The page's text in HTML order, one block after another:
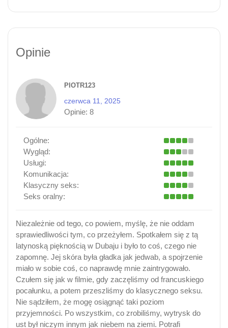
Opinie
PIOTR123
czerwca 11, 2025
Opinie: 8
Ogólne:
Wygląd:
Usługi:
Komunikacja:
Klasyczny seks:
Seks oralny:
Niezależnie od tego, co powiem, myślę, że nie oddam
sprawiedliwości tym, co przeżyłem. Spotkałem się z tą
latynoską pięknością w Dubaju i było to coś, czego nie
zapomnę. Jej skóra była gładka jak jedwab, a spojrzenie
miało w sobie coś, co naprawdę mnie zaintrygowało.
Czułem się jak w filmie, gdy zaczęliśmy od francuskiego
pocałunku, a potem przeszliśmy do klasycznego seksu.
Nie sądziłem, że mogę osiągnąć taki poziom
przyjemności. Po wszystkim, co zrobiliśmy, wytrysk do
ust był niczym innym jak niebem na ziemi. Potrafi